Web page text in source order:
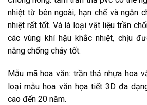
nhiệt từ bên ngoài, hạn chế và ngăn
nhiệt rất tốt. Và là loại vật liệu trần
các vùng khí hậu khắc nhiệt, chịu
năng chống cháy tốt.
Mẫu mã hoa văn: trần thả nhựa hoa
loại mẫu hoa văn họa tiết 3D đa
cao đến 20 năm.